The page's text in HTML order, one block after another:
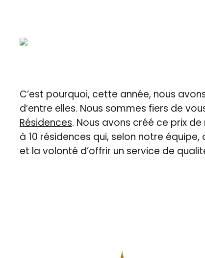
C’est pourquoi, cette année, nous
d’entre elles. Nous sommes fiers de
Résidences. Nous avons créé ce prix
à 10 résidences qui, selon notre
et la volonté d’offrir un service de